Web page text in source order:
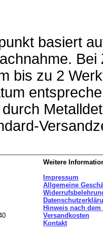
basiert
bis zu 2
Weitere
Impressum
Allgemeine
Hinweis nach
Versandkosten
Kontakt